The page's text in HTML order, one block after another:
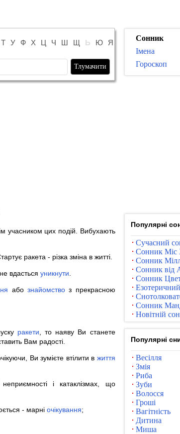
Т У Ф Х Ц Ч Ш Щ Ь Ю Я
учасником цих подій. Вибухають
ракета - різка зміна в житті.
вдасться уникнути
або знайомствоз прекрасною
ракети , то наяву Ви станете
Вам радості.
Ви зумієте втілити в життя
і катаклізмах, що
- марні очікування;
Сонник
Імена
Гороскоп
Популярні
Сучасний
Сонник Міс
Сонник
Сонник від
Сонник
Сонник
Новітній
Популярні
Весілля
Змія
Риба
Зуби
Волосся
Гроші
Вагітність
Дитина
Миша